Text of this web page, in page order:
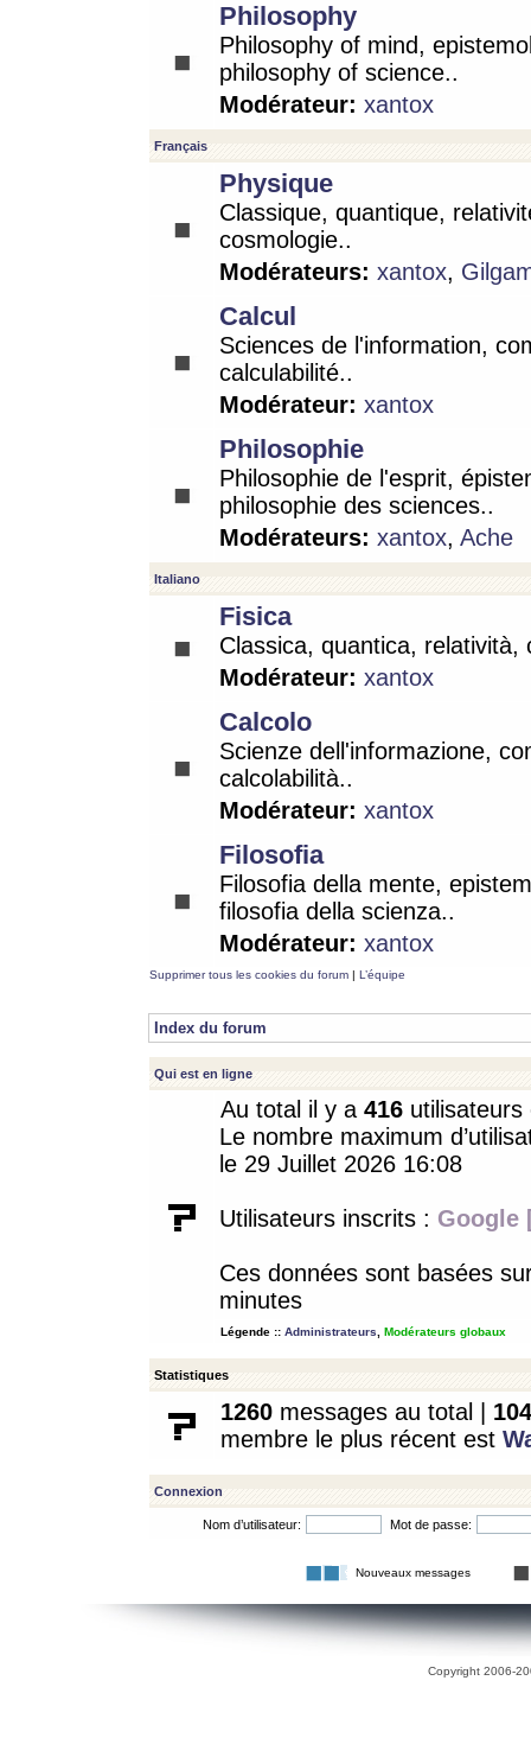
Philosophy
Philosophy of mind,
philosophy of science..
Modérateur: xantox
Français
Physique
Classique, quantique,
cosmologie..
Modérateurs: xantox,
Calcul
Sciences de l'information,
calculabilité..
Modérateur: xantox
Philosophie
Philosophie de l'esprit,
philosophie des sciences..
Modérateurs: xantox, Ache
Italiano
Fisica
Classica, quantica, relatività,
Modérateur: xantox
Calcolo
Scienze dell'informazione,
calcolabilità..
Modérateur: xantox
Filosofia
Filosofia della mente,
filosofia della scienza..
Modérateur: xantox
Supprimer tous les cookies du forum | L’équipe
Index du forum
Qui est en ligne
Au total il y a 416
Le nombre maximum
le 29 Juillet 2026 16:08
Utilisateurs inscrits : Google
Ces données sont basées
minutes
Légende :: Administrateurs Modérateurs globaux
Statistiques
1260 messages au total | 104
membre le plus récent est
Connexion
Nom d’utilisateur: Mot de passe:
Nouveaux messages
Copyright 2006-